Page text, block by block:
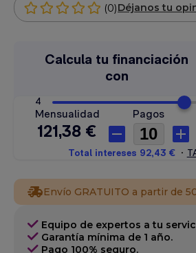
(0)Déjanos tu
Envío GRATUITO a partir de
Equipo de expertos a tu
Garantía mínima de 1 año.
Pago 100% seguro.